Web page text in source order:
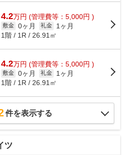
4.2万円 (管理費等：5,000円 )
敷金 0ヶ月 礼金
1ヶ月
1階 / 1R / 26.91㎡
4.2万円 (管理費等：5,000円 )
敷金 0ヶ月 礼金
1ヶ月
1階 / 1R / 26.91㎡
件を表示する
ツ